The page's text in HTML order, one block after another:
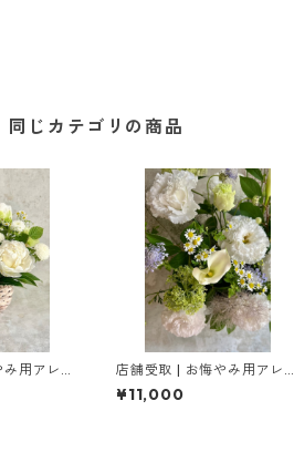
同じカテゴリの商品
用アレン
店舗受取 | お悔やみ用アレン
ジメント［ L ］
¥11,000